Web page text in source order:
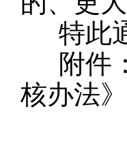
特此
附件
核办法》